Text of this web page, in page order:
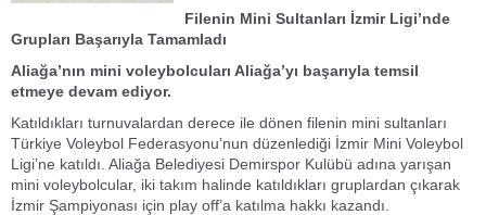
Filenin Mini Sultanları İzmir Ligi’nde
Grupları Başarıyla Tamamladı
Aliağa’nın mini voleybolcuları Aliağa’yı başarıyla temsil
etmeye devam ediyor.
Katıldıkları turnuvalardan derece ile dönen filenin mini sultanları
Türkiye Voleybol Federasyonu’nun düzenlediği İzmir Mini Voleybol
Ligi’ne katıldı. Aliağa Belediyesi Demirspor Kulübü adına yarışan
mini voleybolcular, iki takım halinde katıldıkları gruplardan çıkarak
İzmir Şampiyonası için play off’a katılma hakkı kazandı.